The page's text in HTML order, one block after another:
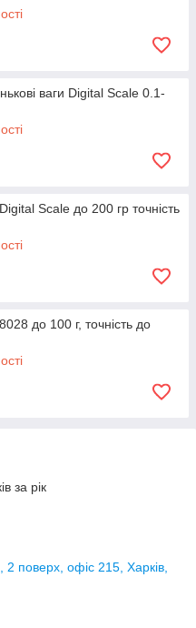
ваги Digital Scale 0.1-
Scale до 200 гр точність
до 100 г, точність до
за рік
поверх, офіс 215, Харків,